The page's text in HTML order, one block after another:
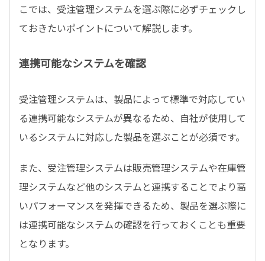
こでは、受注管理システムを選ぶ際に必ずチェックし
ておきたいポイントについて解説します。
連携可能なシステムを確認
受注管理システムは、製品によって標準で対応してい
る連携可能なシステムが異なるため、自社が使用して
いるシステムに対応した製品を選ぶことが必須です。
また、受注管理システムは販売管理システムや在庫管
理システムなど他のシステムと連携することでより高
いパフォーマンスを発揮できるため、製品を選ぶ際に
は連携可能なシステムの確認を行っておくことも重要
となります。